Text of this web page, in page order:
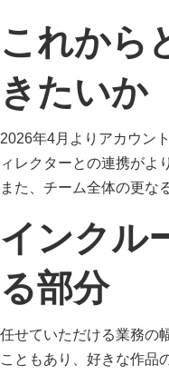
これから
きたいか
2026年4月よりアカウン
ィレクターとの連携がよ
また、チーム全体の更な
インクル
る部分
任せていただける業務の
こともあり、好きな作品